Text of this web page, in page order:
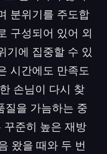
분위기를 주도합
구성되어 있어 외
기에 집중할 수 있
시간에도 만족도
손님이 다시 찾
질을 가늠하는 중
꾸준히 높은 재방
왔을 때와 두 번